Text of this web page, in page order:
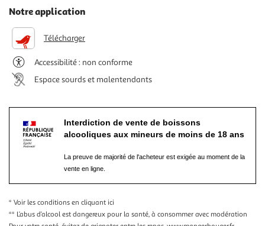
Notre application
Télécharger
Accessibilité : non conforme
Espace sourds et malentendants
Interdiction de vente de boissons
alcooliques aux mineurs de moins de 18 ans
La preuve de majorité de l'acheteur est exigée au moment de la
vente en ligne.
* Voir les conditions en cliquant ici
** L’abus d’alcool est dangereux pour la santé, à consommer avec modération